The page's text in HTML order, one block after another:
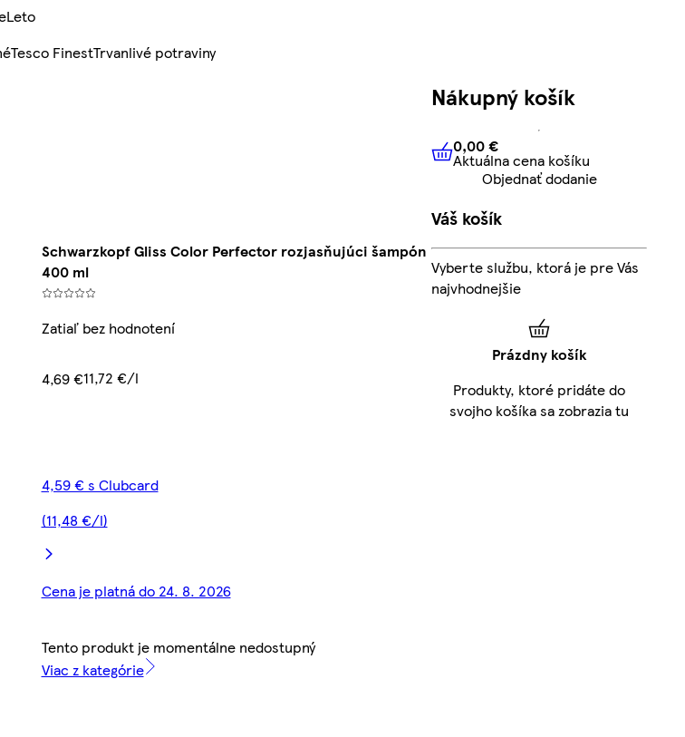
Leto
Tesco FinestTrvanlivé potraviny
Schwarzkopf Gliss Color Perfector rozjasňujúci šampón
400 ml
Zatiaľ bez hodnotení
4,69 €11,72 €/l
4,59 € s Clubcard
(11,48 €/l)
Cena je platná do 24. 8. 2026
Tento produkt je momentálne nedostupný
Viac z kategórie
Nákupný košík
0,00 € Aktuálna cena košíku
0,00 €
Aktuálna cena košíku
Objednať dodanie
Váš košík
Vyberte službu, ktorá je pre Vás
najvhodnejšie
Prázdny košík
Produkty, ktoré pridáte do
svojho košíka sa zobrazia tu